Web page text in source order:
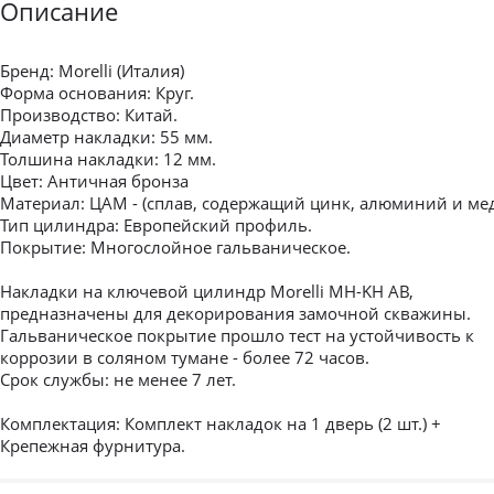
Описание
Бренд: Morelli (Италия)
Форма основания: Круг.
Производство: Китай.
Диаметр накладки: 55 мм.
Толшина накладки: 12 мм.
Цвет: Античная бронза
Материал: ЦАМ - (сплав, содержащий цинк, алюминий и
Тип цилиндра: Европейский профиль.
Покрытие: Многослойное гальваническое.
Накладки на ключевой цилиндр Morelli MH-KH AB,
предназначены для декорирования замочной скважины.
Гальваническое покрытие прошло тест на устойчивость к
коррозии в соляном тумане - более 72 часов.
Срок службы: не менее 7 лет.
Комплектация: Комплект накладок на 1 дверь (2 шт.) +
Крепежная фурнитура.